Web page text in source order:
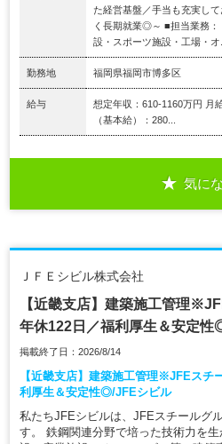
た経営基盤／手当も充実し
く長期就業◎～ ■担当業務
設・スポーツ施設・工場・オ...
勤務地 福岡県福岡市博多区
給与
想定年収：610-1160万円 月
（基本給）：280...
気に
ＪＦＥシビル株式会社
【近畿支店】建築施工管理
年休122日／福利厚生＆安定性
掲載終了日：2026/8/14
【近畿支店】建築施工管理※JFEスチ
利厚生＆安定性◎/JFEシビル
私たちJFEシビルは、JFEスチールグ
す。 鉄鋼関連分野で培った技術力を